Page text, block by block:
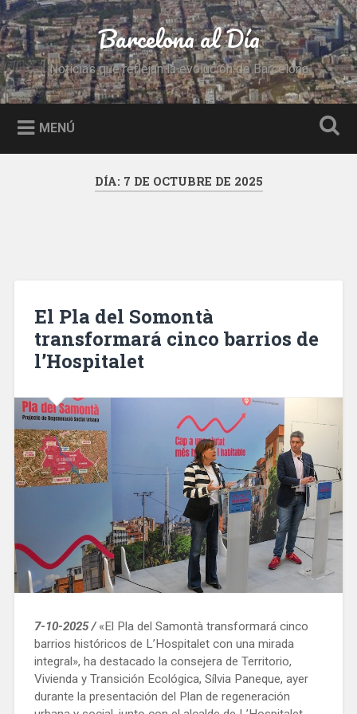
Saltar
al
contenido
Buscar Barcelona al Día
Noticias que reflejan la evolución de Barcelona
MENÚ
DÍA: 7 DE OCTUBRE DE 2025
El Pla del Somontà
transformará cinco barrios de
l’Hospitalet
7-10-2025 /«El Pla del Samontà transformará cinco
barrios históricos de L’Hospitalet con una mirada
integral», ha destacado la consejera de Territorio,
Vivienda y Transición Ecológica, Sílvia Paneque, ayer
durante la presentación del Plan de regeneración